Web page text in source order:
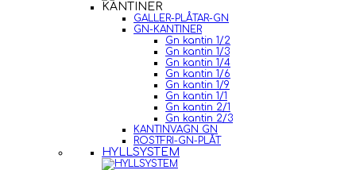
KANTINER
GALLER-PLÅTAR-GN
GN-KANTINER
Gn kantin 1/2
Gn kantin 1/3
Gn kantin 1/4
Gn kantin 1/6
Gn kantin 1/9
Gn kantin 1/1
Gn kantin 2/1
Gn kantin 2/3
KANTINVAGN GN
ROSTFRI-GN-PLÅT
HYLLSYSTEM